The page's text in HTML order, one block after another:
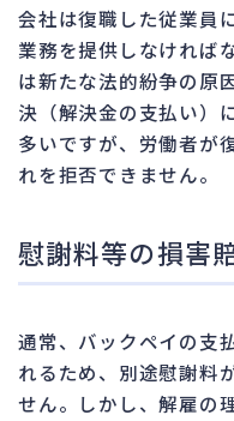
会社は復職した従業員
業務を提供しなければ
は新たな法的紛争の原
決（解決金の支払い）
多いですが、労働者が
れを拒否できません。
慰謝料等の損害
通常、バックペイの支
れるため、別途慰謝料
せん。しかし、解雇の